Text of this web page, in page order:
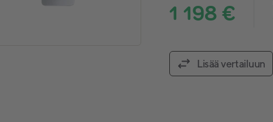
1 198 €
Lisää vertailuun